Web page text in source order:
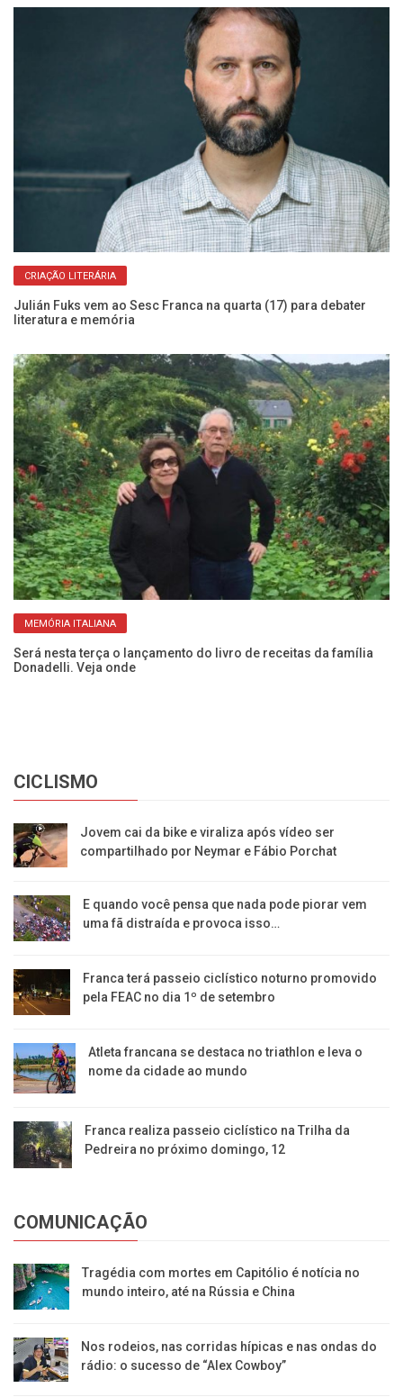
CRIAÇÃO LITERÁRIA
Julián Fuks vem ao Sesc Franca na quarta (17) para debater
literatura e memória
MEMÓRIA ITALIANA
Será nesta terça o lançamento do livro de receitas da família
Donadelli. Veja onde
CICLISMO
Jovem cai da bike e viraliza após vídeo ser
compartilhado por Neymar e Fábio Porchat
E quando você pensa que nada pode piorar vem
uma fã distraída e provoca isso…
Franca terá passeio ciclístico noturno promovido
pela FEAC no dia 1º de setembro
Atleta francana se destaca no triathlon e leva o
nome da cidade ao mundo
Franca realiza passeio ciclístico na Trilha da
Pedreira no próximo domingo, 12
COMUNICAÇÃO
Tragédia com mortes em Capitólio é notícia no
mundo inteiro, até na Rússia e China
Nos rodeios, nas corridas hípicas e nas ondas do
rádio: o sucesso de “Alex Cowboy”